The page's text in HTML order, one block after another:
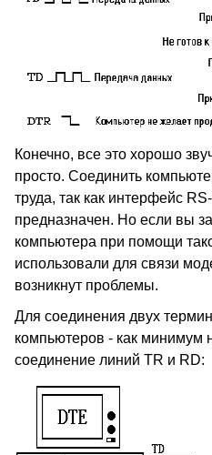
Конечно, все это хорошо
просто. Соединить
труда, так как интерфейс
предназначен. Но если вы
компьютера при помощи
использовали для связи
возникнут проблемы.
Для соединения двух
компьютеров - как минимум
соединение линий TR и RD: